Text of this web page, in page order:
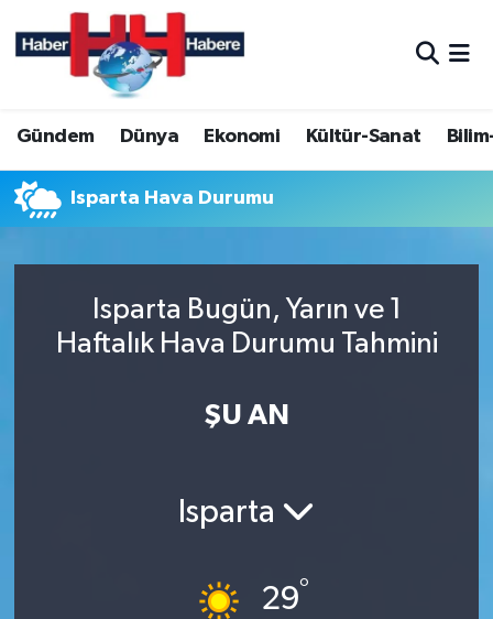
Gündem Dünya Ekonomi Kültür-Sanat
Isparta Hava Durumu
Isparta Bugün, Yarın ve 1
Haftalık Hava Durumu Tahmini
ŞU AN
Isparta
29°
Hava Durumu
Trafik Durumu
Süper Lig Puan Durumu ve Fikstür
Son Dakika Haberleri